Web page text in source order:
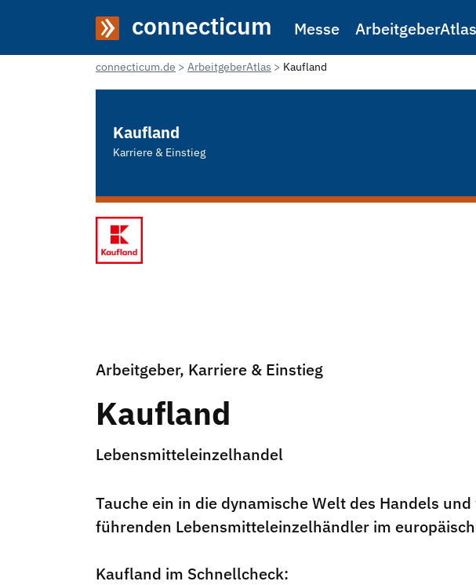
connecticum Messe ArbeitgeberAtlas
connecticum.de ArbeitgeberAtlas Kaufland
Kaufland
Karriere & Einstieg
Arbeitgeber, Karriere & Einstieg
Kaufland
Lebensmitteleinzelhandel
Tauche ein in die dynamische Welt des Handels
führenden Lebensmitteleinzelhändler im
Kaufland im Schnellcheck: